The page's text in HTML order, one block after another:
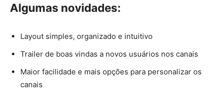
Algumas novidades:
Layout simples, organizado e intuitivo
Trailer de boas vindas a novos usuários nos canais
Maior facilidade e mais opções para personalizar os
canais